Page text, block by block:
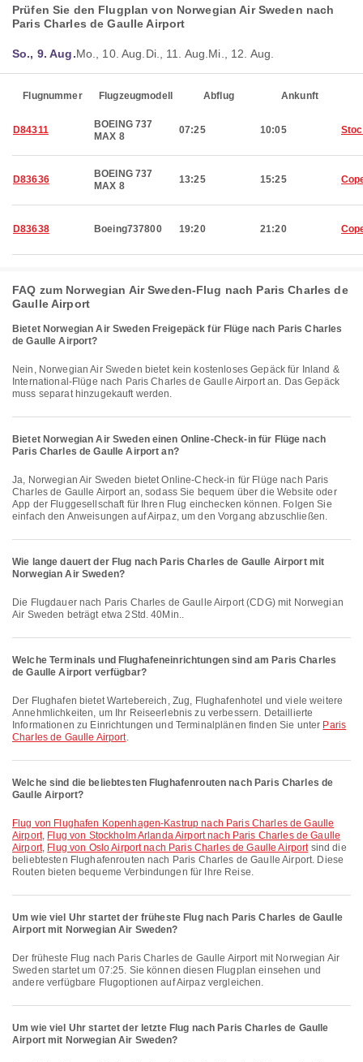
Prüfen Sie den Flugplan von Norwegian Air Sweden nach
Paris Charles de Gaulle Airport
So., 9. Aug.Mo., 10. Aug. Di., 11. Aug. Mi., 12. Aug.
Flugnummer Flugzeugmodell Abflug Ankunft
D84311
BOEING 737
MAX 8
07:25 10:05
D83636
BOEING 737
MAX 8
13:25 15:25
D83638 Boeing737800 19:20 21:20
FAQ zum Norwegian Air Sweden-Flug nach Paris Charles de
Gaulle Airport
Bietet Norwegian Air Sweden Freigepäck für Flüge nach Paris Charles
de Gaulle Airport?
Nein, Norwegian Air Sweden bietet kein kostenloses Gepäck für Inland &
International-Flüge nach Paris Charles de Gaulle Airport an. Das Gepäck
muss separat hinzugekauft werden.
Bietet Norwegian Air Sweden einen Online-Check-in für Flüge nach
Paris Charles de Gaulle Airport an?
Ja, Norwegian Air Sweden bietet Online-Check-in für Flüge nach Paris
Charles de Gaulle Airport an, sodass Sie bequem über die Website oder
App der Fluggesellschaft für Ihren Flug einchecken können. Folgen Sie
einfach den Anweisungen auf Airpaz, um den Vorgang abzuschließen.
Wie lange dauert der Flug nach Paris Charles de Gaulle Airport mit
Norwegian Air Sweden?
Die Flugdauer nach Paris Charles de Gaulle Airport (CDG) mit Norwegian
Air Sweden beträgt etwa 2Std. 40Min..
Welche Terminals und Flughafeneinrichtungen sind am Paris Charles
de Gaulle Airport verfügbar?
Der Flughafen bietet Wartebereich, Zug, Flughafenhotel und viele weitere
Annehmlichkeiten, um Ihr Reiseerlebnis zu verbessern. Detaillierte
Informationen zu Einrichtungen und Terminalplänen finden Sie unter Paris
Charles de Gaulle Airport.
Welche sind die beliebtesten Flughafenrouten nach Paris Charles de
Gaulle Airport?
Flug von Flughafen Kopenhagen-Kastrup nach Paris Charles de Gaulle
Airport, Flug von Stockholm Arlanda Airport nach Paris Charles de Gaulle
Airport, Flug von Oslo Airport nach Paris Charles de Gaulle Airportsind die
beliebtesten Flughafenrouten nach Paris Charles de Gaulle Airport. Diese
Routen bieten bequeme Verbindungen für Ihre Reise.
Um wie viel Uhr startet der früheste Flug nach Paris Charles de Gaulle
Airport mit Norwegian Air Sweden?
Der früheste Flug nach Paris Charles de Gaulle Airport mit Norwegian Air
Sweden startet um 07:25. Sie können diesen Flugplan einsehen und
andere verfügbare Flugoptionen auf Airpaz vergleichen.
Um wie viel Uhr startet der letzte Flug nach Paris Charles de Gaulle
Airport mit Norwegian Air Sweden?